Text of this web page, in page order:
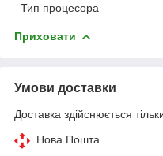
Тип процесора
Приховати
Умови доставки
Доставка здійснюється
Нова Пошта